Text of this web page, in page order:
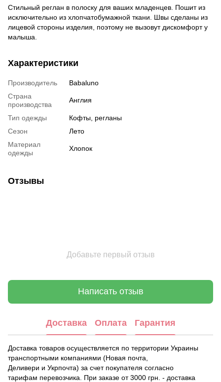
Стильный реглан в полоску для ваших младенцев. Пошит из
исключительно из хлопчатобумажной ткани. Швы сделаны из
лицевой стороны изделия, поэтому не вызовут дискомфорт у
малыша.
Характеристики
Производитель
Babaluno
Страна
производства
Англия
Тип одежды
Кофты, регланы
Сезон
Лето
Материал
одежды
Хлопок
Отзывы
Добавьте первый отзыв
Написать отзыв
Доставка Оплата Гарантия
Доставка товаров осуществляется по территории Украины
транспортными компаниями (Новая почта,
Деливери и Укрпочта) за счет покупателя согласно
тарифам перевозчика. При заказе от 3000 грн. - доставка